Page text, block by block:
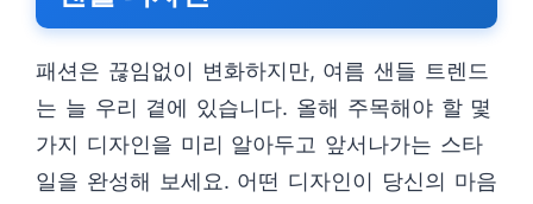
패션은 끊임없이 변화하지만, 여름 샌들 트렌드
는 늘 우리 곁에 있습니다. 올해 주목해야 할 몇
가지 디자인을 미리 알아두고 앞서나가는 스타
일을 완성해 보세요. 어떤 디자인이 당신의 마음